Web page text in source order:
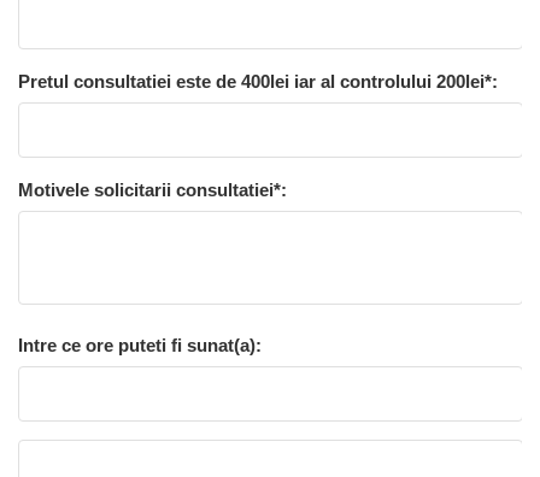
Pretul consultatiei este de 400lei iar al controlului 200lei*:
Motivele solicitarii consultatiei*:
Intre ce ore puteti fi sunat(a):